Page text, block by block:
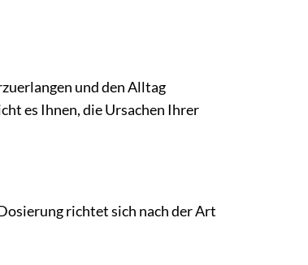
und den Alltag
es Ihnen, die Ursachen Ihrer
richtet sich nach der Art